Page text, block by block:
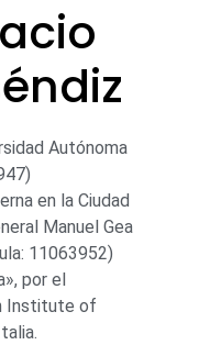
Autónoma
en la Ciudad
Manuel Gea
11063952)
por el
Institute of